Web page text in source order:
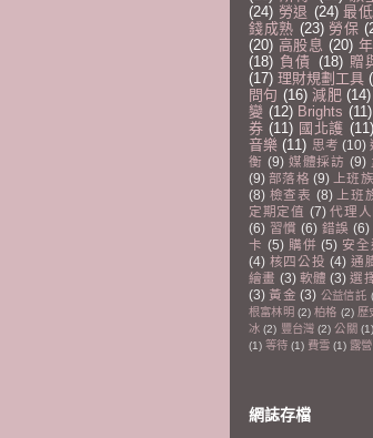
(24) 勞退 (24) 最
錢成熟 (23) 勞保
(20) 高股息 (20)
(18) 負債 (18) 贈
(17) 理財規劃工具
問句 (16) 減肥 (14)
變 (12) Brights (11)
券 (11) 國北護 (11)
音樂 (11) 思考 (10)
衡 (9) 媒體採訪 (9)
(9) 部落格 (9)
上班
(8) 檢查表 (8) 上班
定期定值 (7) 代理
(6) 習慣 (6) 錯誤 (6)
卡 (5) 購併 (5) 安全
(4) 核四公投 (4) 通
繪畫 (3) 軟體 (3) 選
(3) 黃金 (3) 公益信託
根富林明 (2) 柏格 (2) 歷
冰 (2) 豐台灣 (2) 公關 (1)
(1) 等待 (1) 費雪 (1) 露營
網誌存檔